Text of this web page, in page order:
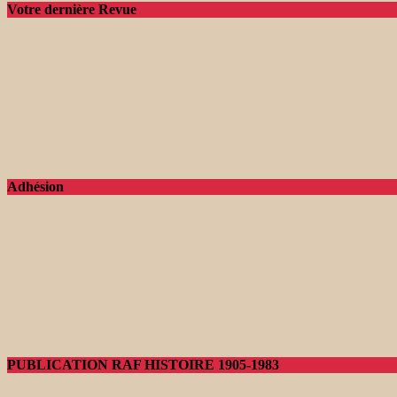
Votre dernière Revue
Adhésion
PUBLICATION RAF HISTOIRE 1905-1983